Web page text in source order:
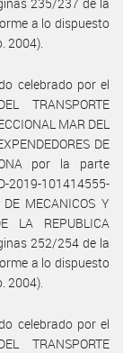
a lo dispuesto
2004).
celebrado por el
TRANSPORTE
MAR DEL
DE
por la parte
2019-101414555-
MECANICOS Y
LA REPUBLICA
252/254 de la
a lo dispuesto
2004).
celebrado por el
TRANSPORTE